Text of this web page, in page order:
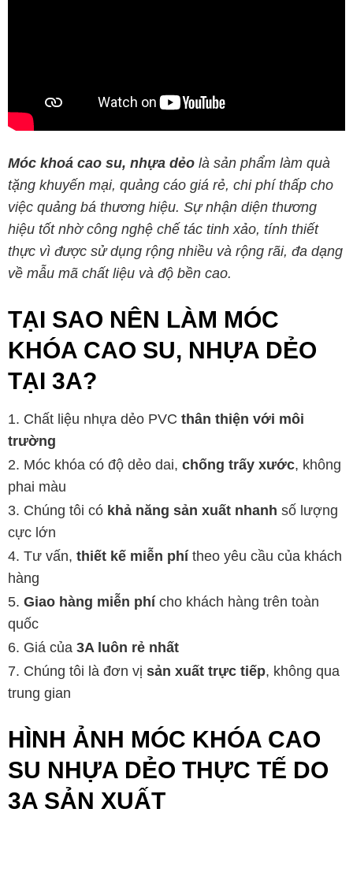
Móc khoá cao su, nhựa dẻo là sản phẩm làm quà
tặng khuyến mại, quảng cáo giá rẻ, chi phí thấp cho
việc quảng bá thương hiệu. Sự nhận diện thương
hiệu tốt nhờ công nghệ chế tác tinh xảo, tính thiết
thực vì được sử dụng rộng nhiều và rộng rãi, đa dạng
về mẫu mã chất liệu và độ bền cao.
TẠI SAO NÊN LÀM MÓC
KHÓA CAO SU, NHỰA DẺO
TẠI 3A?
Chất liệu nhựa dẻo PVC thân thiện với môi
trường
Móc khóa có độ dẻo dai, chống trấy xước, không
phai màu
Chúng tôi có khả năng sản xuất nhanh số lượng
cực lớn
Tư vấn, thiết kế miễn phítheo yêu cầu của khách
hàng
Giao hàng miễn phícho khách hàng trên toàn
quốc
Giá của 3A luôn rẻ nhất
Chúng tôi là đơn vị sản xuất trực tiếp, không qua
trung gian
HÌNH ẢNH MÓC KHÓA CAO
SU NHỰA DẺO THỰC TẾ DO
3A SẢN XUẤT